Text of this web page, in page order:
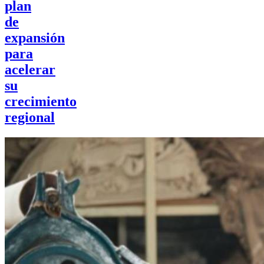
plan
de
expansión
para
acelerar
su
crecimiento
regional